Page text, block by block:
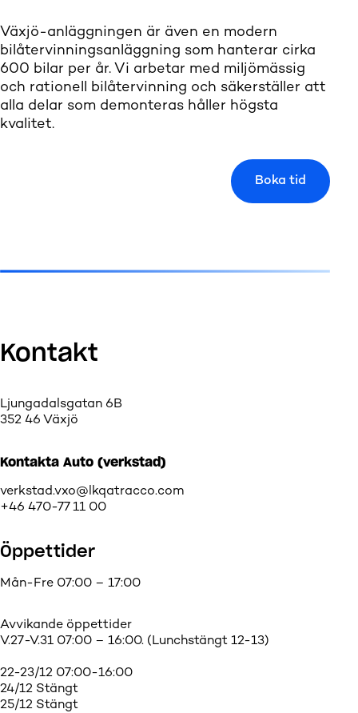
Växjö-anläggningen är även en modern
bilåtervinningsanläggning som hanterar cirka
600 bilar per år. Vi arbetar med miljömässig
och rationell bilåtervinning och säkerställer att
alla delar som demonteras håller högsta
kvalitet.
Boka tid
Kontakt
Ljungadalsgatan 6B
352 46 Växjö
Kontakta Auto (verkstad)
verkstad.vxo@lkqatracco.com
+46 470-77 11 00
Öppettider
Mån-Fre 07:00 – 17:00
Avvikande öppettider
V.27-V.31 07:00 – 16:00. (Lunchstängt 12-13)
22-23/12 07:00-16:00
24/12 Stängt
25/12 Stängt